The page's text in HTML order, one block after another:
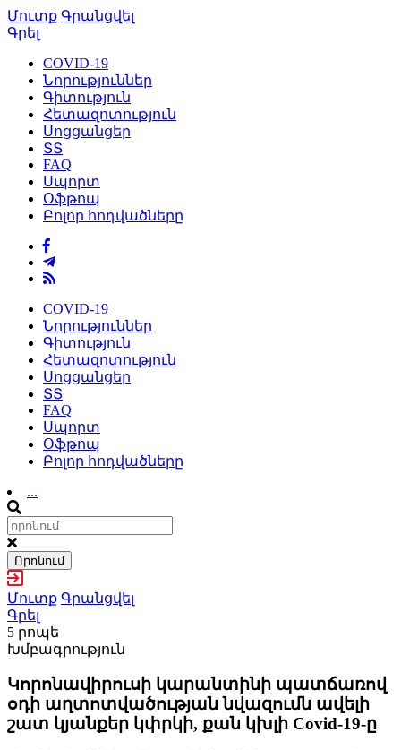
Մուտք Գրանցվել
Գրել
COVID-19
Նորություններ
Գիտություն
Հետազոտություն
Սոցցանցեր
ՏՏ
FAQ
Սպորտ
Օֆթոպ
Բոլոր հոդվածները
COVID-19
Նորություններ
Գիտություն
Հետազոտություն
Սոցցանցեր
ՏՏ
FAQ
Սպորտ
Օֆթոպ
Բոլոր հոդվածները
...
Որոնում
Մուտք Գրանցվել
Գրել
5 րոպե
Խմբագրություն
Կորոնավիրուսի կարանտինի պատճառով
օդի աղտոտվածության նվազումն ավելի
շատ կյանքեր կփրկի, քան կխլի Covid-19-ը